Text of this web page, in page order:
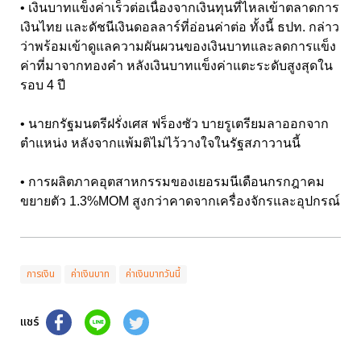
• เงินบาทแข็งค่าเร็วต่อเนื่องจากเงินทุนที่ไหลเข้าตลาดการ
เงินไทย และดัชนีเงินดอลลาร์ที่อ่อนค่าต่อ ทั้งนี้ ธปท. กล่าว
ว่าพร้อมเข้าดูแลความผันผวนของเงินบาทและลดการแข็ง
ค่าที่มาจากทองคำ หลังเงินบาทแข็งค่าแตะระดับสูงสุดใน
รอบ 4 ปี
• นายกรัฐมนตรีฝรั่งเศส ฟร็องซัว บายรูเตรียมลาออกจาก
ตำแหน่ง หลังจากแพ้มติไม่ไว้วางใจในรัฐสภาวานนี้
• การผลิตภาคอุตสาหกรรมของเยอรมนีเดือนกรกฎาคม
ขยายตัว 1.3%MOM สูงกว่าคาดจากเครื่องจักรและอุปกรณ์
การเงิน ค่าเงินบาท ค่าเงินบาทวันนี้
แชร์